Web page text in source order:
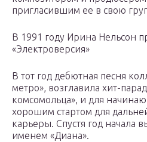
пригласившим ее в свою
В 1991 году Ирина Нельсон
«Электроверсия»
В тот год дебютная песня
метро», возглавила хит-
комсомольца», и для
хорошим стартом для
карьеры. Спустя год начала
именем «Диана».